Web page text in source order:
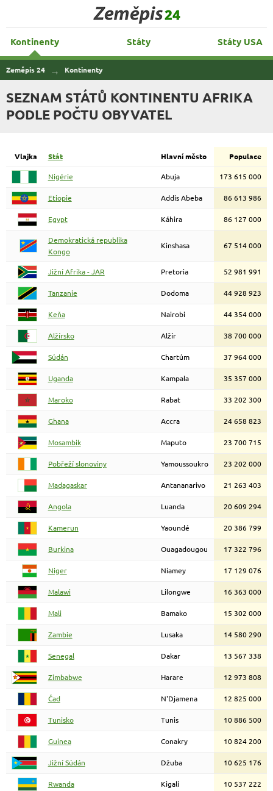
Zeměpis 24
Kontinenty Státy Státy USA
Zeměpis 24 Kontinenty
SEZNAM STÁTŮ KONTINENTU AFRIKA
PODLE POČTU OBYVATEL
Vlajka Stát Hlavní město Populace
Nigérie Abuja 173 615 000
Etiopie Addis Abeba 86 613 986
Egypt Káhira 86 127 000
Demokratická republika
Kongo
Kinshasa 67 514 000
Jižní Afrika - JAR Pretoria 52 981 991
Tanzanie Dodoma 44 928 923
Keňa Nairobi 44 354 000
Alžírsko Alžír 38 700 000
Súdán Chartúm 37 964 000
Uganda Kampala 35 357 000
Maroko Rabat 33 202 300
Ghana Accra 24 658 823
Mosambik Maputo 23 700 715
Pobřeží slonoviny Yamoussoukro 23 202 000
Madagaskar Antananarivo 21 263 403
Angola Luanda 20 609 294
Kamerun Yaoundé 20 386 799
Burkina Ouagadougou 17 322 796
Niger Niamey 17 129 076
Malawi Lilongwe 16 363 000
Mali Bamako 15 302 000
Zambie Lusaka 14 580 290
Senegal Dakar 13 567 338
Zimbabwe Harare 12 973 808
Čad N'Djamena 12 825 000
Tunisko Tunis 10 886 500
Guinea Conakry 10 824 200
Jižní Súdán Džuba 10 625 176
Rwanda Kigali 10 537 222